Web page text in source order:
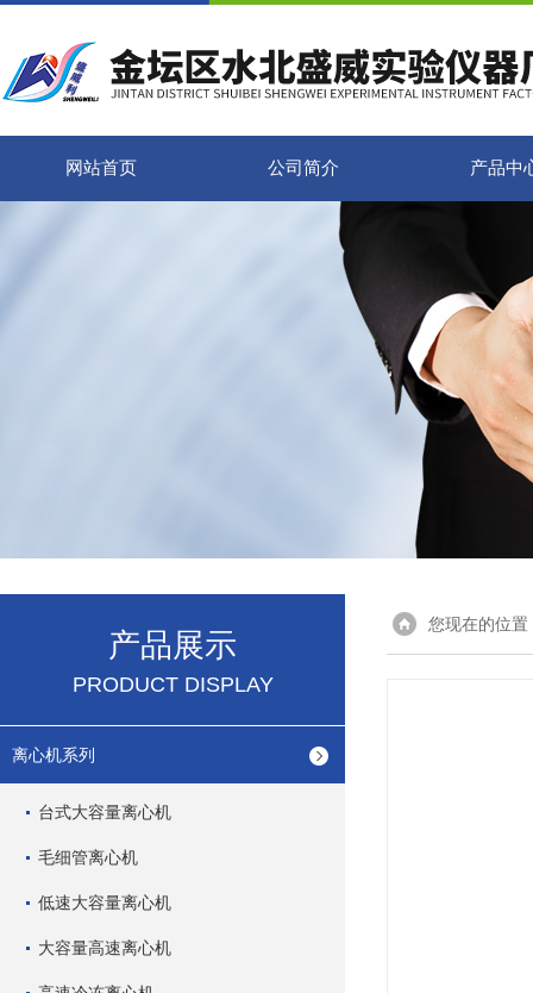
网站首页 公司简介 产品中
产品展示
PRODUCT DISPLAY
离心机系列
台式大容量离心机
毛细管离心机
低速大容量离心机
大容量高速离心机
您现在的位置